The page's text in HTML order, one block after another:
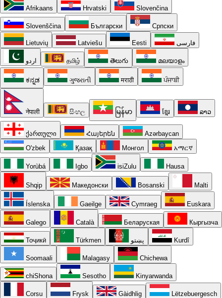
Afrikaans Hrvatski Slovenčina
Slovenščina Български Српски
Lietuvių Latviešu Eesti فارسی
اردو தமிழ் తెలుగు മലയാളം
ಕನ್ನಡ ગુજરાતી मराठी ਪੰਜਾਬੀ
नेपाली සිංහල မြန်မာ ខ្មែរ ລາວ
ქართული Հայերեն
Azərbaycan
O'zbek
Қазақ Монгол አማርኛ
Yorùbá Igbo isiZulu Hausa
Shqip Македонски Bosanski Malti
Íslenska Gaeilge Cymraeg Euskara
Galego Català Беларуская Кыргызча
Тоҷикӣ Türkmen پښتو Kurdî
Soomaali Malagasy Chichewa
chiShona Sesotho Kinyarwanda
Corsu Frysk Gàidhlig Lëtzebuergesch